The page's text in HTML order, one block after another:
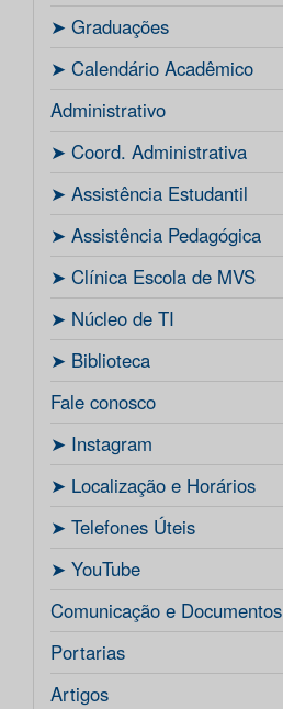
ㅤ➤ Graduações
ㅤ➤ Calendário Acadêmico
Administrativo
ㅤ➤ Coord. Administrativa
ㅤ➤ Assistência Estudantil
ㅤ➤ Assistência Pedagógica
ㅤ➤ Clínica Escola de MVS
ㅤ➤ Núcleo de TI
ㅤ➤ Biblioteca
Fale conosco
ㅤ➤ Instagram
ㅤ➤ Localização e Horários
ㅤ➤ Telefones Úteis
ㅤ➤ YouTube
Comunicação e Documentos
Portarias
Artigos